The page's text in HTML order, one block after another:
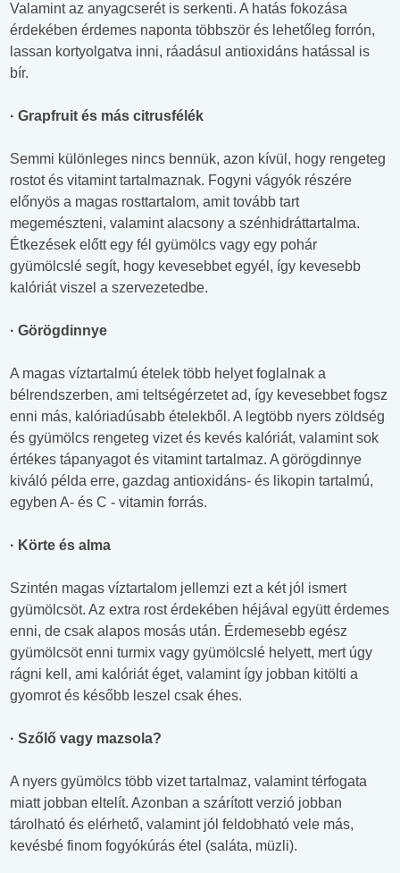
Valamint az anyagcserét is serkenti. A hatás fokozása
érdekében érdemes naponta többször és lehetőleg forrón,
lassan kortyolgatva inni, ráadásul antioxidáns hatással is
bír.
· Grapfruit és más citrusfélék
Semmi különleges nincs bennük, azon kívül, hogy rengeteg
rostot és vitamint tartalmaznak. Fogyni vágyók részére
előnyös a magas rosttartalom, amit tovább tart
megemészteni, valamint alacsony a szénhidráttartalma.
Étkezések előtt egy fél gyümölcs vagy egy pohár
gyümölcslé segít, hogy kevesebbet egyél, így kevesebb
kalóriát viszel a szervezetedbe.
· Görögdinnye
A magas víztartalmú ételek több helyet foglalnak a
bélrendszerben, ami teltségérzetet ad, így kevesebbet fogsz
enni más, kalóriadúsabb ételekből. A legtöbb nyers zöldség
és gyümölcs rengeteg vizet és kevés kalóriát, valamint sok
értékes tápanyagot és vitamint tartalmaz. A görögdinnye
kiváló példa erre, gazdag antioxidáns- és likopin tartalmú,
egyben A- és C - vitamin forrás.
· Körte és alma
Szintén magas víztartalom jellemzi ezt a két jól ismert
gyümölcsöt. Az extra rost érdekében héjával együtt érdemes
enni, de csak alapos mosás után. Érdemesebb egész
gyümölcsöt enni turmix vagy gyümölcslé helyett, mert úgy
rágni kell, ami kalóriát éget, valamint így jobban kitölti a
gyomrot és később leszel csak éhes.
· Szőlő vagy mazsola?
A nyers gyümölcs több vizet tartalmaz, valamint térfogata
miatt jobban eltelít. Azonban a szárított verzió jobban
tárolható és elérhető, valamint jól feldobható vele más,
kevésbé finom fogyókúrás étel (saláta, müzli).